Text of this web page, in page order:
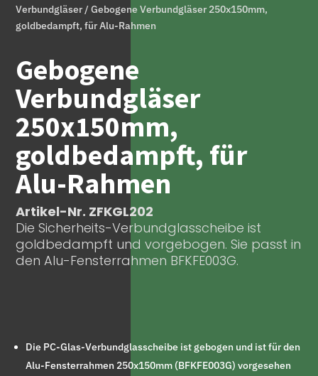
Verbundgläser / Gebogene Verbundgläser 250x150mm,
goldbedampft, für Alu-Rahmen
Gebogene
Verbundgläser
250x150mm,
goldbedampft, für
Alu-Rahmen
Artikel-Nr. ZFKGL202
Die Sicherheits-Verbundglasscheibe ist
goldbedampft und vorgebogen. Sie passt in
den Alu-Fensterrahmen BFKFE003G.
Die PC-Glas-Verbundglasscheibe ist gebogen und ist für den
Alu-Fensterrahmen 250x150mm (BFKFE003G) vorgesehen